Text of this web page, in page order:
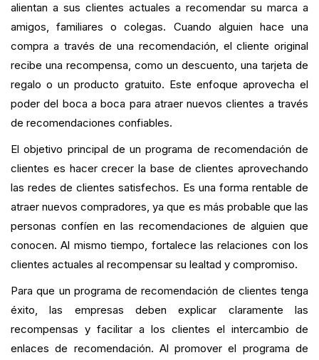
alientan a sus clientes actuales a recomendar su marca a
amigos, familiares o colegas. Cuando alguien hace una
compra a través de una recomendación, el cliente original
recibe una recompensa, como un descuento, una tarjeta de
regalo o un producto gratuito. Este enfoque aprovecha el
poder del boca a boca para atraer nuevos clientes a través
de recomendaciones confiables.
El objetivo principal de un programa de recomendación de
clientes es hacer crecer la base de clientes aprovechando
las redes de clientes satisfechos. Es una forma rentable de
atraer nuevos compradores, ya que es más probable que las
personas confíen en las recomendaciones de alguien que
conocen. Al mismo tiempo, fortalece las relaciones con los
clientes actuales al recompensar su lealtad y compromiso.
Para que un programa de recomendación de clientes tenga
éxito, las empresas deben explicar claramente las
recompensas y facilitar a los clientes el intercambio de
enlaces de recomendación. Al promover el programa de